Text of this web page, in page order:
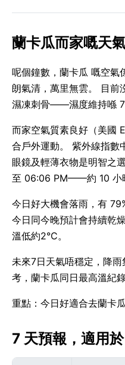
蘭卡瓜而家嘅天
呢個鐘數，蘭卡瓜 嘅空氣
朗氣清，萬里無雲。 目前
濕凍刺骨——濕度維持喺
而家空氣質素良好（美國
合戶外運動。 紫外線指數
眼鏡及輕薄衣物是明智之
至 06:06 PM——約 10 小
今日好大機會落雨，有
今日同今晚預計會持續乾
溫低約2°C。
未來7日天氣唔穩定，降
考，蘭卡瓜同日最高溫紀錄
重點：今日好適合去蘭卡瓜
7 天預報，適用